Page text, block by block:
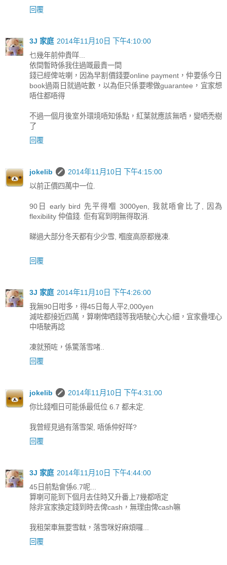
回覆
3J 家庭 2014年11月10日 下午4:10:00
乜幾年前仲貴咩...
依間暫時係我住過嘅最貴一間
錢已經俾咗喇，因為早割價錢要online payment，仲要係今日
book過兩日就過咗數，以為佢只係要嚟做guarantee，宜家想
唔住都唔得
不過一個月後室外環境唔知係點，紅葉就應該無哂，變哂禿樹
了
回覆
jokelib
2014年11月10日 下午4:15:00
以前正價四萬中一位.
90日 early bird 先平得嗰 3000yen, 我就唔會比了, 因為
flexibility 仲值錢. 佢有寫到明無得取消.
睇過大部分冬天都有少少雪, 嗰度高原都幾凍.
回覆
3J 家庭 2014年11月10日 下午4:26:00
我無90日咁多，得45日每人平2,000yen
減咗都接近四萬，算喇俾哂錢等我唔駛心大心細，宜家疊埋心
中唔駛再諗
凍就預咗，係驚落雪啫..
回覆
jokelib
2014年11月10日 下午4:31:00
你比錢嗰日可能係最低位 6.7 都未定.
我曾經見過有落雪架, 唔係仲好咩?
回覆
3J 家庭 2014年11月10日 下午4:44:00
45日前點會係6.7呢...
算喇可能到下個月去住時又升番上7幾都唔定
除非宜家換定錢到時去俾cash，無理由俾cash嘛
我租架車無要雪軚，落雪咪好麻煩囉...
回覆